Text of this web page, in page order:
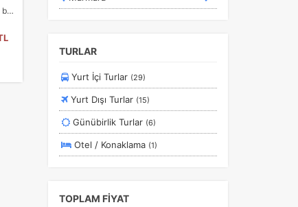
İki yanı yemyeşil çam ormanlarıyla kaplı bir vadide yer alan Olympos, vadiye serpilmiş benzersiz ağaç evleri ve bungalovları, antik kent kalıntıları, kristal berraklığında…
TURLAR
Yurt İçi Turlar (29)
Yurt Dışı Turlar (15)
Günübirlik Turlar (6)
Otel / Konaklama (1)
TOPLAM FİYAT